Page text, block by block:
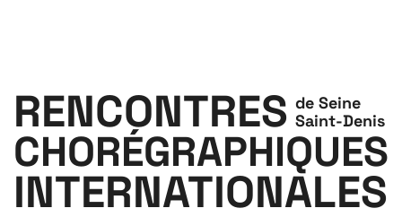
RENCONTRES
CHORÉGRAPHIQUES
INTERNATIONALES
de Seine
Saint-Denis